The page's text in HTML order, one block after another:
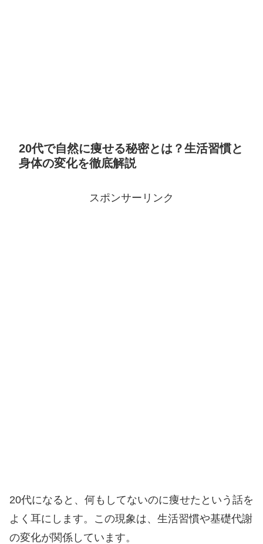
20代で自然に痩せる秘密とは？生活習慣と
身体の変化を徹底解説
スポンサーリンク
20代になると、何もしてないのに痩せたという話を
よく耳にします。この現象は、生活習慣や基礎代謝
の変化が関係しています。